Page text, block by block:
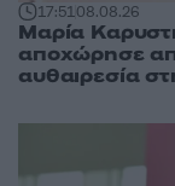
17:5108.08.26
Μαρία
αποχώρησε
αυθαιρεσία